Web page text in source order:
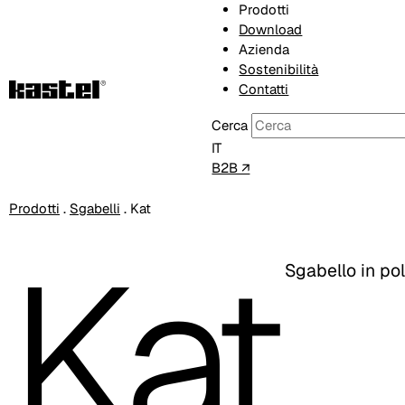
Prodotti
Download
Azienda
Sostenibilità
Contatti
Cerca
IT
B2B ↗
Prodotti . Sgabelli . Kat
Sgabello in